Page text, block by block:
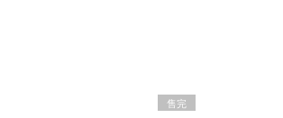
售完